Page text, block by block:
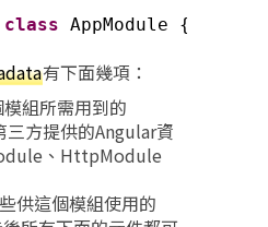
class AppModule { }
有下面幾項：
模組所需用到的
方提供的Angular資
、HttpModule
供這個模組使用的